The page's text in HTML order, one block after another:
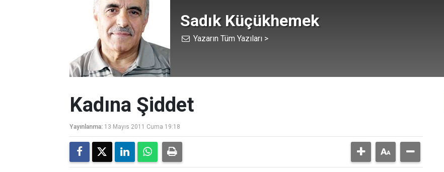
Sadık Küçükhemek
Yazarın Tüm Yazıları >
Kadına Şiddet
Yayınlanma: 13 Mayıs 2011 Cuma 19:18